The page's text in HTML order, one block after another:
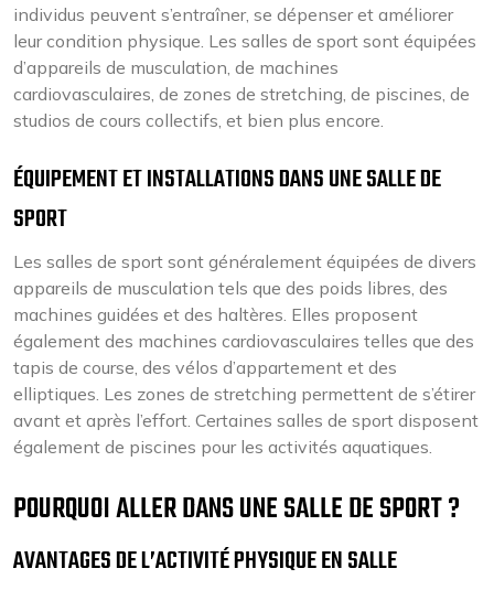
individus peuvent s’entraîner, se dépenser et améliorer
leur condition physique. Les salles de sport sont équipées
d’appareils de musculation, de machines
cardiovasculaires, de zones de stretching, de piscines, de
studios de cours collectifs, et bien plus encore.
ÉQUIPEMENT ET INSTALLATIONS DANS UNE SALLE DE
SPORT
Les salles de sport sont généralement équipées de divers
appareils de musculation tels que des poids libres, des
machines guidées et des haltères. Elles proposent
également des machines cardiovasculaires telles que des
tapis de course, des vélos d’appartement et des
elliptiques. Les zones de stretching permettent de s’étirer
avant et après l’effort. Certaines salles de sport disposent
également de piscines pour les activités aquatiques.
POURQUOI ALLER DANS UNE SALLE DE SPORT ?
AVANTAGES DE L’ACTIVITÉ PHYSIQUE EN SALLE